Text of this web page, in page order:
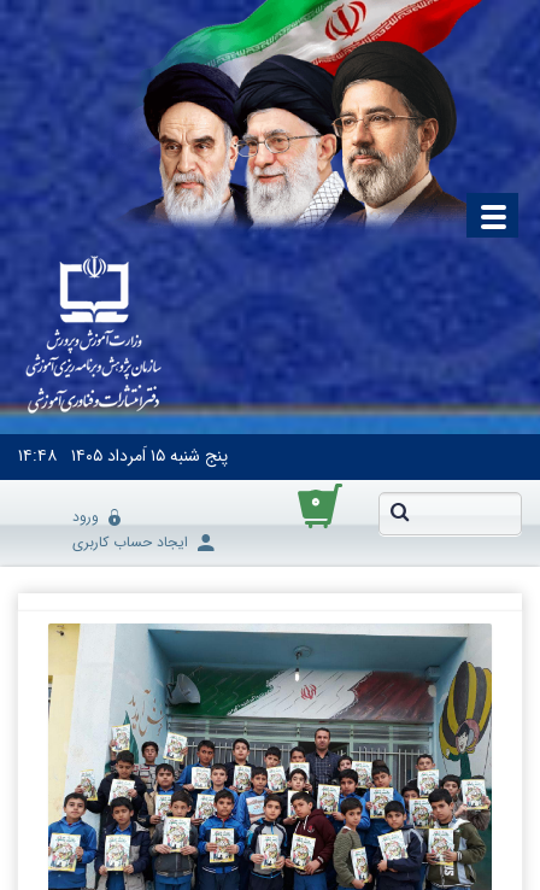
پنج شنبه۱۵ اَمرداد ۱۴۰۵ ۱۴:۴۸
۰
ورود
ایجاد حساب کاربری